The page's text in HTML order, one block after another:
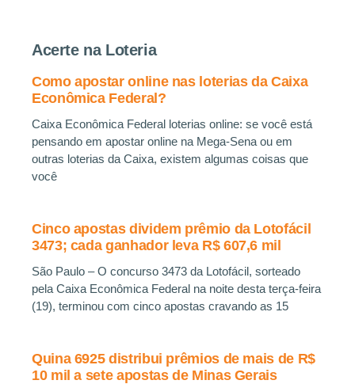
Acerte na Loteria
Como apostar online nas loterias da Caixa
Econômica Federal?
Caixa Econômica Federal loterias online: se você está
pensando em apostar online na Mega-Sena ou em
outras loterias da Caixa, existem algumas coisas que
você
Cinco apostas dividem prêmio da Lotofácil
3473; cada ganhador leva R$ 607,6 mil
São Paulo – O concurso 3473 da Lotofácil, sorteado
pela Caixa Econômica Federal na noite desta terça-feira
(19), terminou com cinco apostas cravando as 15
Quina 6925 distribui prêmios de mais de R$
10 mil a sete apostas de Minas Gerais